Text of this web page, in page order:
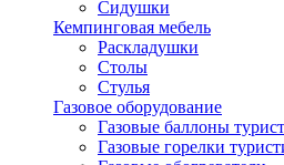
Сидушки
Кемпинговая мебель
Раскладушки
Столы
Стулья
Газовое оборудование
Газовые баллоны
Газовые горелки